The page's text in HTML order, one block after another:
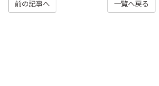
一覧へ戻る
前の記事へ